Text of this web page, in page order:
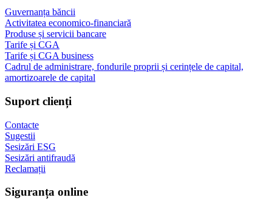
Guvernanța băncii
Activitatea economico-financiară
Produse și servicii bancare
Tarife și CGA
Tarife și CGA business
Cadrul de administrare, fondurile proprii și cerințele de capital,
amortizoarele de capital
Suport clienți
Contacte
Sugestii
Sesizări ESG
Sesizări antifraudă
Reclamații
Siguranța online